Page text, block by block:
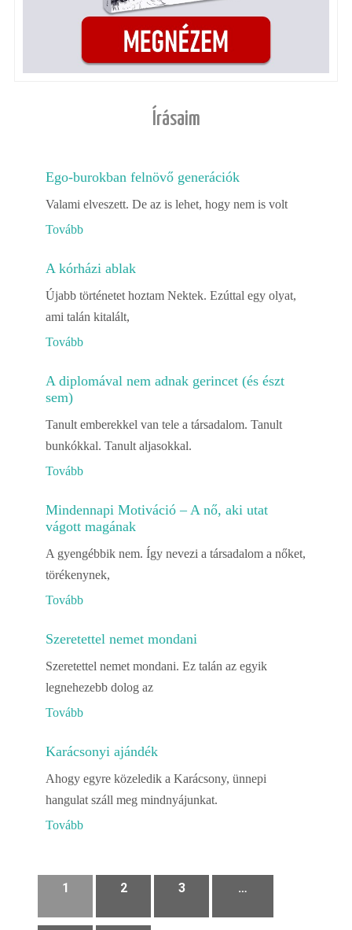
Írásaim
Ego-burokban felnövő generációk
Valami elveszett. De az is lehet, hogy nem is volt
Tovább
A kórházi ablak
Újabb történetet hoztam Nektek. Ezúttal egy olyat,
ami talán kitalált,
Tovább
A diplomával nem adnak gerincet (és észt
sem)
Tanult emberekkel van tele a társadalom. Tanult
bunkókkal. Tanult aljasokkal.
Tovább
Mindennapi Motiváció – A nő, aki utat
vágott magának
A gyengébbik nem. Így nevezi a társadalom a nőket,
törékenynek,
Tovább
Szeretettel nemet mondani
Szeretettel nemet mondani. Ez talán az egyik
legnehezebb dolog az
Tovább
Karácsonyi ajándék
Ahogy egyre közeledik a Karácsony, ünnepi
hangulat száll meg mindnyájunkat.
Tovább
1 2 3 …